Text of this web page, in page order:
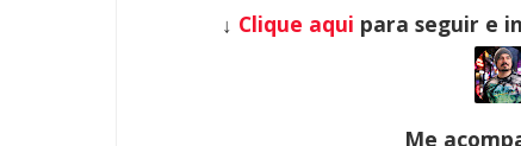
↓ Clique aqui para seguir e
Me